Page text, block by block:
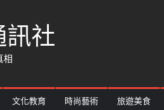
社
相
文化教育 時尚藝術 旅遊美食